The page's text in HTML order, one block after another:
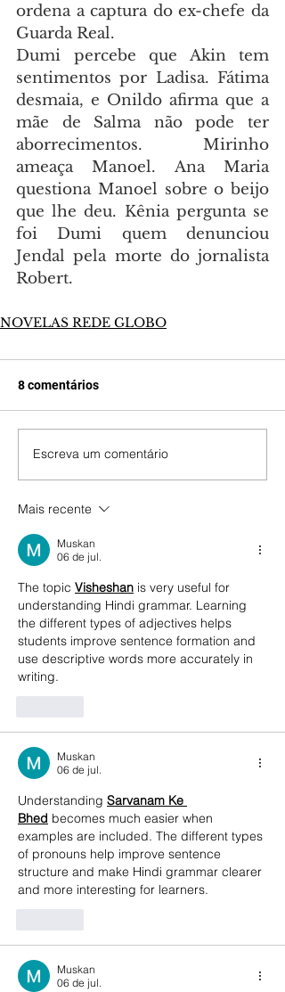
ordena a captura do ex-chefe da
Guarda Real.
Dumi percebe que Akin tem
sentimentos por Ladisa. Fátima
desmaia, e Onildo afirma que a
mãe de Salma não pode ter
aborrecimentos. Mirinho
ameaça Manoel. Ana Maria
questiona Manoel sobre o beijo
que lhe deu. Kênia pergunta se
foi Dumi quem denunciou
Jendal pela morte do jornalista
Robert.
NOVELAS REDE GLOBO
8 comentários
Escreva um comentário
Mais recente
Muskan
06 de jul.
The topic Visheshan is very useful for
understanding Hindi grammar. Learning
the different types of adjectives helps
students improve sentence formation and
use descriptive words more accurately in
writing.
Muskan
06 de jul.
Understanding Sarvanam Ke
Bhed becomes much easier when
examples are included. The different types
of pronouns help improve sentence
structure and make Hindi grammar clearer
and more interesting for learners.
Muskan
06 de jul.